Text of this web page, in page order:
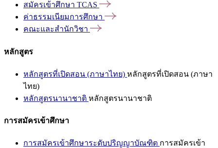
สมัครเข้าศึกษา TCAS
ค่าธรรมเนียมการศึกษา
คณะและสำนักวิชา
หลักสูตร
หลักสูตรที่เปิดสอน (ภาษาไทย) หลักสูตรที่เปิดสอน (ภาษา
ไทย)
หลักสูตรนานาชาติ หลักสูตรนานาชาติ
การสมัครเข้าศึกษา
การสมัครเข้าศึกษาระดับปริญญาบัณฑิต การสมัครเข้า